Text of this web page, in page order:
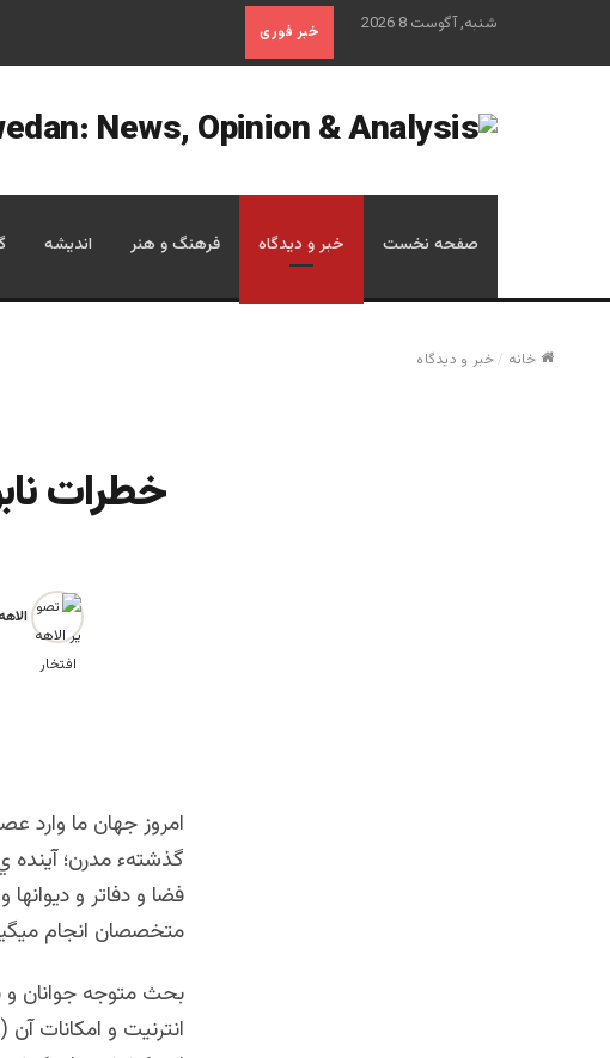
شنبه, آگوست 8 2026 خبر فوری
صفحه نخست خبر و دیدگاه فرهنگ و هنر اندیشه
خانه /خبر و دیدگاه
خطرات
امروز جهان ما وارد
گذشتهء مدرن؛ آينده
فضا و دفاتر و
متخصصان انجام
بحث متوجه جوانان و
انترنیت و امکانات